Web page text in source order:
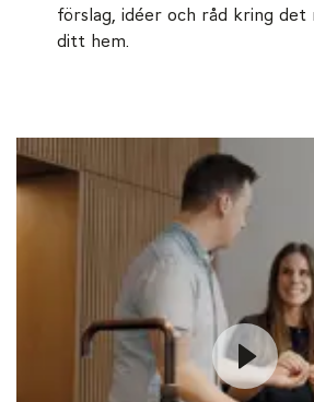
förslag, idéer och råd kring det
ditt hem.